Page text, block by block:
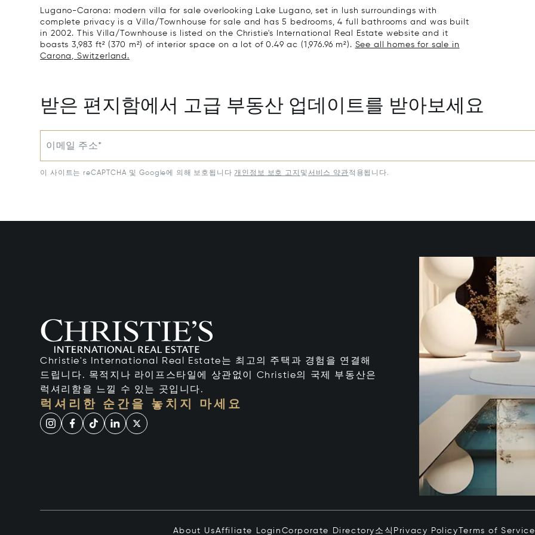
Lugano-Carona: modern villa for sale overlooking Lake Lugano, set in lush surroundings with
complete privacy is a Villa/Townhouse for sale and has 5 bedrooms, 4 full bathrooms and was built
in 2002. This Villa/Townhouse is listed on the Christie's International Real Estate website and it
boasts 3,983 ft² (370 m²) of interior space on a lot of 0.49 ac (1,976.96 m²). See all homes for sale in
Carona, Switzerland.
받은 편지함에서 고급 부동산 업데이트를 받아보세요
이메일 주소*
이 사이트는 reCAPTCHA 및 Google에 의해 보호됩니다 개인정보 보호 고지 및 서비스 약관적용됩니다.
Christie's International Real Estate는 최고의 주택과 경험을 연결해
드립니다. 목적지나 라이프스타일에 상관없이 Christie의 국제 부동산은
럭셔리함을 느낄 수 있는 곳입니다.
럭셔리한 순간을 놓치지 마세요
About UsAffiliate Login Corporate Directory 소식 Privacy Policy Terms of Service